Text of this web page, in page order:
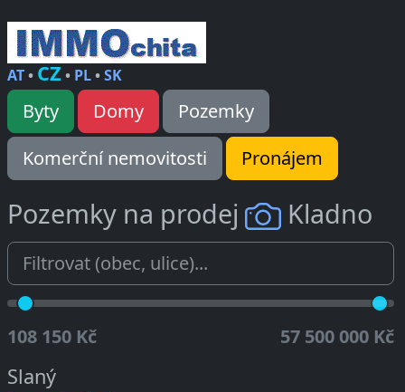
AT• CZ • PL•SK
Byty Domy
Pozemky
Komerční nemovitosti
Pronájem
Pozemky na prodej Kladno
108 150 Kč 57 500 000 Kč
Slaný